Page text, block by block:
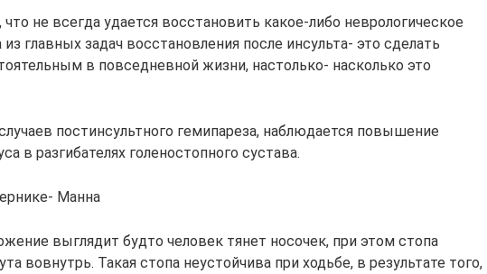
не всегда удается восстановить какое-либо неврологическое
главных задач восстановления после инсульта- это сделать
в повседневной жизни, настолько- насколько это
постинсультного гемипареза, наблюдается повышение
в разгибателях голеностопного сустава.
Манна
выглядит будто человек тянет носочек, при этом стопа
вовнутрь. Такая стопа неустойчива при ходьбе, в результате того,